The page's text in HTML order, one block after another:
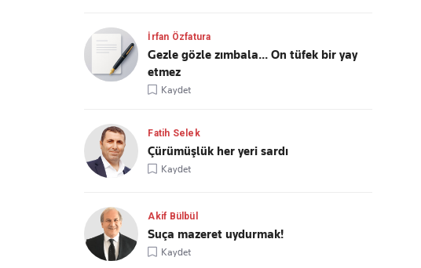
İrfan Özfatura
Gezle gözle zımbala... On tüfek bir yay
etmez
Kaydet
Fatih Selek
Çürümüşlük her yeri sardı
Kaydet
Akif Bülbül
Suça mazeret uydurmak!
Kaydet